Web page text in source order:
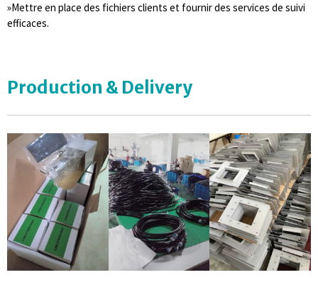
»Mettre en place des fichiers clients et fournir des services de suivi
efficaces.
Production & Delivery